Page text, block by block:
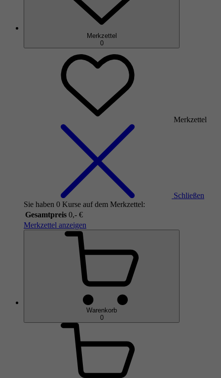
Merkzettel
0
Merkzettel
Schließen
Sie haben 0 Kurse auf dem Merkzettel:
Gesamtpreis 0,- €
Merkzettel anzeigen
Warenkorb
0